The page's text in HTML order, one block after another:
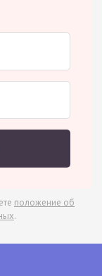
положение об
.